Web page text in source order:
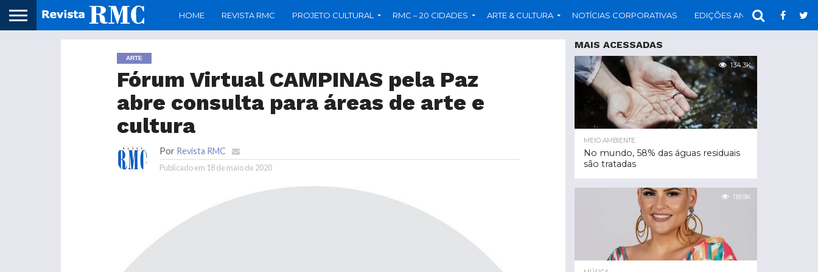
HOME REVISTA RMC PROJETO CULTURAL RMC – 20 CIDADES ARTE & CULTURA NOTÍCIAS CORPORATIVAS EDIÇÕES ANTERIORES
ARTE
Fórum Virtual CAMPINAS pela Paz
abre consulta para áreas de arte e
cultura
Por Revista RMC
Publicado em 18 de maio de 2020
MAIS ACESSADAS
134.3K
MEIO AMBIENTE
No mundo, 58% das águas residuais
são tratadas
118.9K